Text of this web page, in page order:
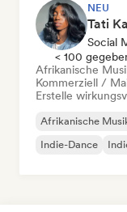
NEU
Tati
Social
< 100
Afrikanische
Kommerziell /
Erstelle
Afrikanische
Indie-Dance